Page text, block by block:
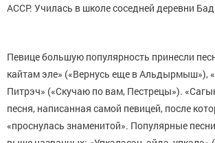
АССР. Училась в школе соседней деревни
Певице большую популярность принесли
кайтам эле» («Вернусь еще в Альдырмыш»),
Питрэч» («Скучаю по вам, Пестрецы»).
песня, написанная самой певицей, после
«проснулась знаменитой». Популярные